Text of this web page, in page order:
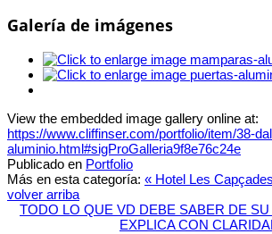
Galería de imágenes
View the embedded image gallery online at:
https://www.cliffinser.com/portfolio/item/38-
aluminio.html#sigProGalleria9f8e76c24e
Publicado en Portfolio
Más en esta categoría: « Hotel Les Capçades
volver arriba
TODO LO QUE VD DEBE SABER DE
EXPLICA CON